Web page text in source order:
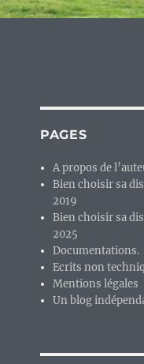
PAGES
A propos de
Bien choisir sa
2019
Bien choisir sa
2025
Documentations.
Ecrits non
Mentions légales
Un blog